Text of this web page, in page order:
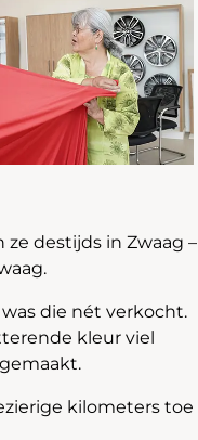
destijds in Zwaag –
die nét verkocht.
kleur viel
kilometers toe